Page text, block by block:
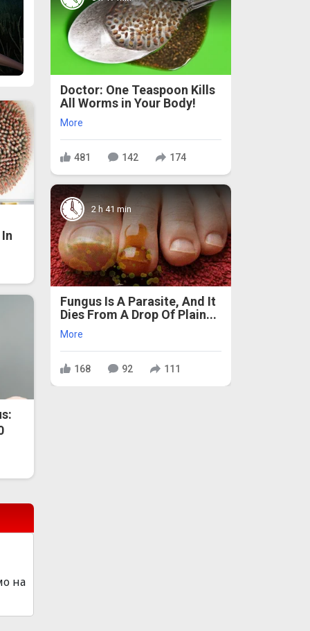
на
Doctor: One Teaspoon Kills
All Worms in Your Body!
More
481 142 174
2 h 41 min
Fungus Is A Parasite, And It
Dies From A Drop Of Plain...
More
168 92 111